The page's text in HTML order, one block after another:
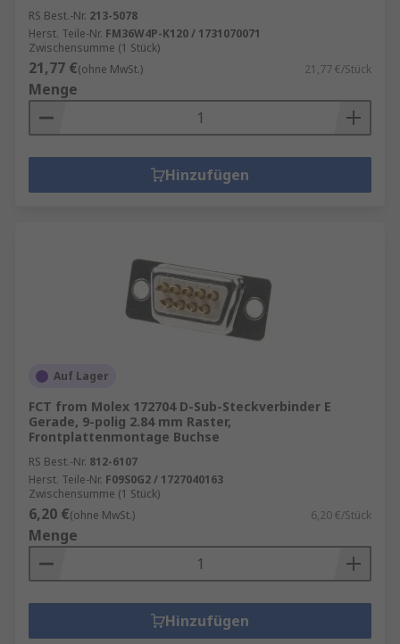
RS Best.-Nr. 213-5078
Herst. Teile-Nr. FM36W4P-K120 / 1731070071
Zwischensumme (1 Stück)
21,77 €(ohne MwSt.) 21,77 €/Stück
Menge
Hinzufügen
Auf Lager
FCT from Molex 172704 D-Sub-Steckverbinder E
Gerade, 9-polig 2.84 mm Raster,
Frontplattenmontage Buchse
RS Best.-Nr. 812-6107
Herst. Teile-Nr. F09S0G2 / 1727040163
Zwischensumme (1 Stück)
6,20 €(ohne MwSt.) 6,20 €/Stück
Menge
Hinzufügen